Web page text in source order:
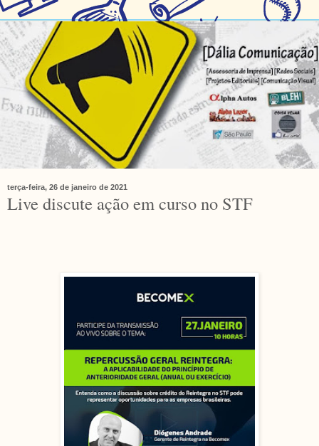
terça-feira, 26 de janeiro de 2021
Live discute ação em curso no STF